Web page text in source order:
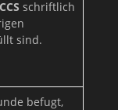
schriftlich
sind.
befugt,